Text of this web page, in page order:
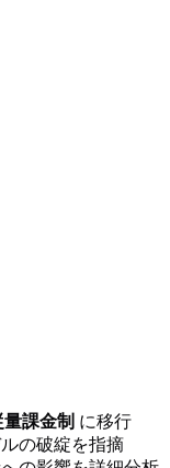
量課金制 に移行
の破綻を指摘